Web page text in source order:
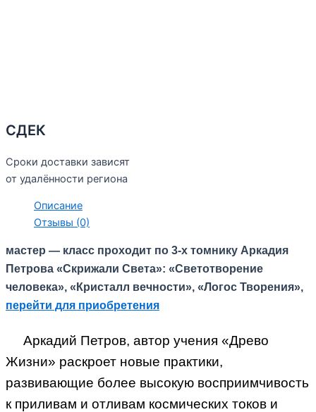
СДЕК
Сроки доставки зависят
от удалённости региона
Описание
Отзывы (0)
мастер — класс проходит по 3-х томнику Аркадия
Петрова «Скрижали Света»: «Светотворение
человека», «Кристалл вечности», «Логос Творения»,
перейти для приобретения
Аркадий Петров, автор учения «Древо
Жизни» раскроет новые практики,
развивающие более высокую восприимчивость
к приливам и отливам космических токов и